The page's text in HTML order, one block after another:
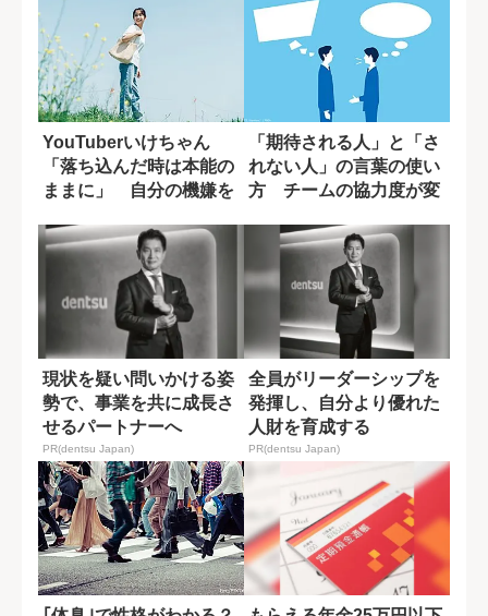
YouTuberいけちゃん
「落ち込んだ時は本能の
ままに」 自分の機嫌を
「期待される人」と「さ
れない人」の言葉の使い
方 チームの協力度が変
現状を疑い問いかける姿
勢で、事業を共に成長さ
せるパートナーへ
PR(dentsu Japan)
全員がリーダーシップを
発揮し、自分より優れた
人財を育成する
PR(dentsu Japan)